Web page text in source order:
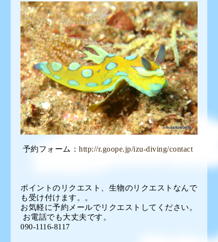
予約フォーム：http://r.goope.jp/izu-diving/contact
ポイントのリクエスト、生物のリクエストなんで
も受け付けます。。
お気軽に予約メールでリクエストしてください。
お電話でも大丈夫です。
090-1116-8117